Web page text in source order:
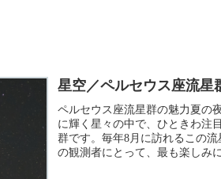
星空／ペルセウス座流星
ペルセウス座流星群の魅力夏の
に輝く星々の中で、ひときわ注
群です。毎年8月に訪れるこの
の観測者にとって、最も楽しみ